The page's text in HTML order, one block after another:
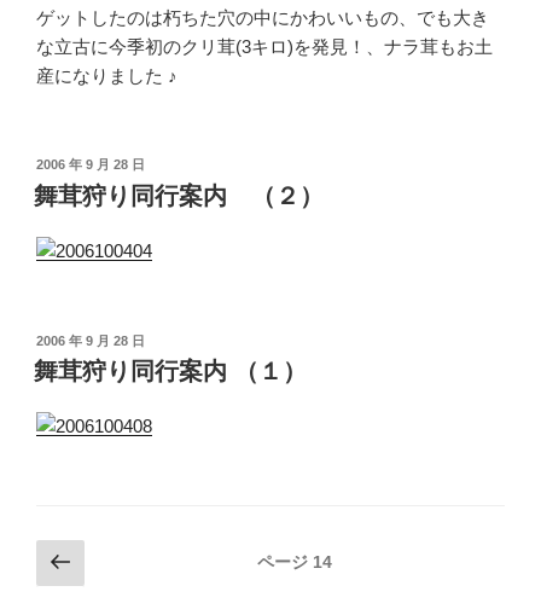
ゲットしたのは朽ちた穴の中にかわいいもの、でも大き
な立古に今季初のクリ茸(3キロ)を発見！、ナラ茸もお土
産になりました ♪
投
稿
日:
2006 年 9 月 28 日
舞茸狩り同行案内 （２）
投
稿
日:
2006 年 9 月 28 日
舞茸狩り同行案内 （１）
投
稿 の
ページ 14